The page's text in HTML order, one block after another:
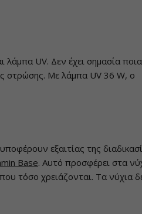
λάμπα UV. Δεν έχει σημασία ποια
στρώσης. Με λάμπα UV 36 W, ο
εξαιτίας της
Base. Αυτό προσφέρει στα
τόσο χρειάζονται. Τα νύχια